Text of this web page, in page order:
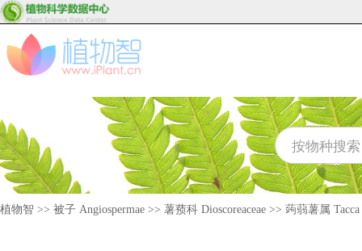
植物智 >> 被子 Angiospermae >> 薯蓣科 Dioscoreaceae >> 蒟蒻薯属 Tacca